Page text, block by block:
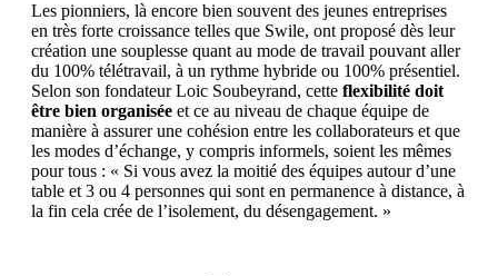
Les pionniers, là encore bien souvent des jeunes entreprises
en très forte croissance telles que Swile, ont proposé dès leur
création une souplesse quant au mode de travail pouvant aller
du 100% télétravail, à un rythme hybride ou 100% présentiel.
Selon son fondateur Loic Soubeyrand, cette flexibilité doit
être bien organisée et ce au niveau de chaque équipe de
manière à assurer une cohésion entre les collaborateurs et que
les modes d’échange, y compris informels, soient les mêmes
pour tous : « Si vous avez la moitié des équipes autour d’une
table et 3 ou 4 personnes qui sont en permanence à distance, à
la fin cela crée de l’isolement, du désengagement. »